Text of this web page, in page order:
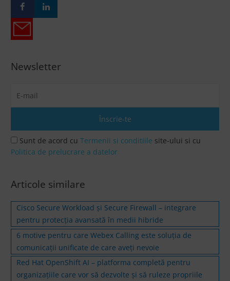
Newsletter
Sunt de acord cuTermenii si conditiile site-ului si cu
Politica de prelucrare a datelor
Articole similare
Cisco Secure Workload și Secure Firewall – integrare
pentru protecția avansată în medii hibride
6 motive pentru care Webex Calling este soluția de
comunicații unificate de care aveţi nevoie
Red Hat OpenShift AI – platforma completă pentru
organizațiile care vor să dezvolte și să ruleze propriile